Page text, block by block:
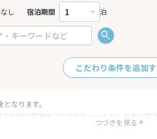
し 宿泊期間 泊
こだわり条件を追加
つづきを見る
なります。
利用料等現地にてお支払いいただく代金は税